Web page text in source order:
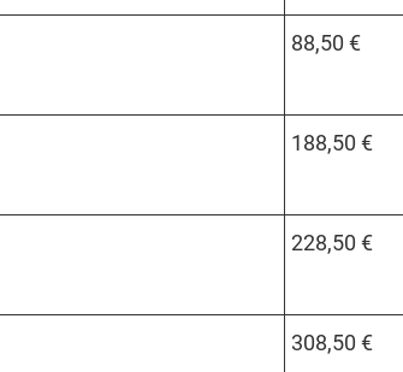
88,50 €
188,50 €
228,50 €
308,50 €